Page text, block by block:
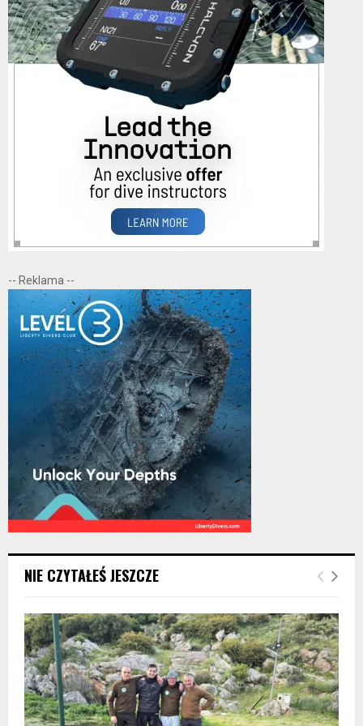
-- Reklama --
NIE CZYTAŁEŚ JESZCZE